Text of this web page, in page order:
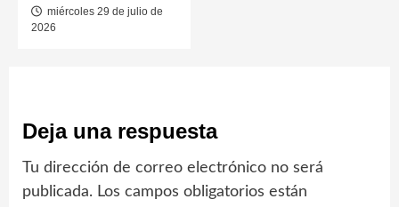
miércoles 29 de julio de
2026
Deja una respuesta
Tu dirección de correo electrónico no será
publicada. Los campos obligatorios están